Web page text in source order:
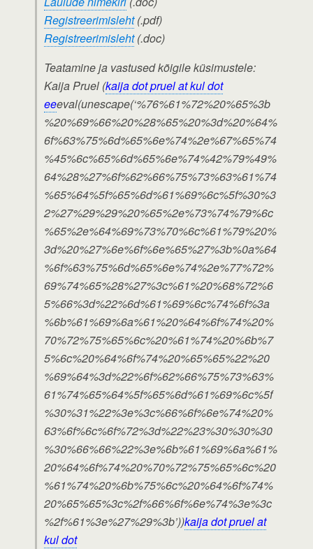
Registreerimisleht(.pdf)
Registreerimisleht(.doc)
Teatamine ja vastused kõigile küsimustele:
Kaija Pruel (kaija dot pruel at kul dot
eeeval(unescape(‘%76%61%72%20%65%3b
%20%69%66%20%28%65%20%3d%20%64%
6f%63%75%6d%65%6e%74%2e%67%65%74
%45%6c%65%6d%65%6e%74%42%79%49%
64%28%27%6f%62%66%75%73%63%61%74
%65%64%5f%65%6d%61%69%6c%5f%30%3
2%27%29%29%20%65%2e%73%74%79%6c
%65%2e%64%69%73%70%6c%61%79%20%
3d%20%27%6e%6f%6e%65%27%3b%0a%64
%6f%63%75%6d%65%6e%74%2e%77%72%
69%74%65%28%27%3c%61%20%68%72%6
5%66%3d%22%6d%61%69%6c%74%6f%3a
%6b%61%69%6a%61%20%64%6f%74%20%
70%72%75%65%6c%20%61%74%20%6b%7
5%6c%20%64%6f%74%20%65%65%22%20
%69%64%3d%22%6f%62%66%75%73%63%
61%74%65%64%5f%65%6d%61%69%6c%5f
%30%31%22%3e%3c%66%6f%6e%74%20%
63%6f%6c%6f%72%3d%22%23%30%30%30
%30%66%66%22%3e%6b%61%69%6a%61%
20%64%6f%74%20%70%72%75%65%6c%20
%61%74%20%6b%75%6c%20%64%6f%74%
20%65%65%3c%2f%66%6f%6e%74%3e%3c
%2f%61%3e%27%29%3b’))kaija dot pruel at
kul dot